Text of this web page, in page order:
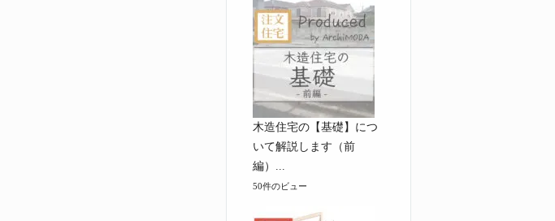
木造住宅の【基礎】につ
いて解説します（前
編）...
50件のビュー